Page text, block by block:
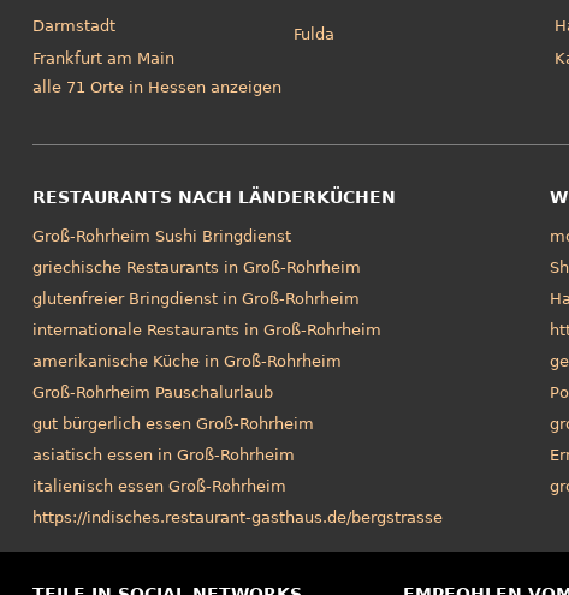
Darmstadt
Frankfurt am Main
Fulda
alle 71 Orte in Hessen anzeigen
RESTAURANTS NACH LÄNDERKÜCHEN
Groß-Rohrheim Sushi Bringdienst
griechische Restaurants in Groß-Rohrheim
glutenfreier Bringdienst in Groß-Rohrheim
internationale Restaurants in Groß-Rohrheim
amerikanische Küche in Groß-Rohrheim
Groß-Rohrheim Pauschalurlaub
gut bürgerlich essen Groß-Rohrheim
asiatisch essen in Groß-Rohrheim
italienisch essen Groß-Rohrheim
https://indisches.restaurant-gasthaus.de/bergstrasse